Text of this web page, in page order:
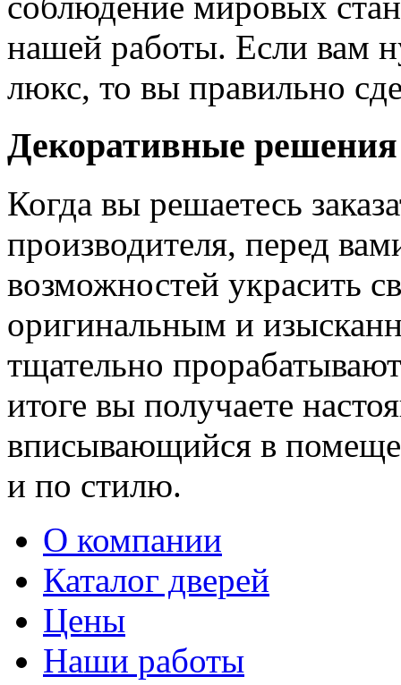
нашей работы. Если вам
люкс, то вы правильно
Декоративные решения
Когда вы решаетесь
производителя, перед
возможностей украсить
оригинальным и
тщательно
итоге вы получаете
вписывающийся в
и по стилю.
О компании
Каталог дверей
Цены
Наши работы